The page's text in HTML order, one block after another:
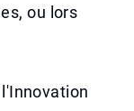
ou lors